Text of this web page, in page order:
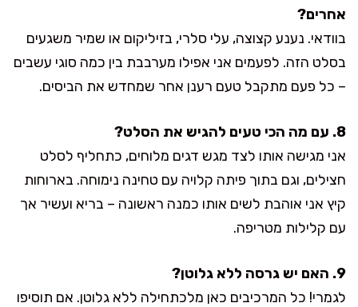
אחרים?
בוודאי. נענע קצוצה, עלי סלרי, בזיליקום או שמיר משגעים
בסלט הזה. לפעמים אני אפילו מערבבת בין כמה סוגי עשבים
– כל פעם מתקבל טעם רענן אחר שמחדש את הביסים.
8. עם מה הכי טעים להגיש את הסלט?
אני מגישה אותו לצד מגש דגים מלוחים, כתחליף לסלט
חצילים, וגם בתוך פיתה קלויה עם טחינה נימוחה. בארוחות
קיץ אני אוהבת לשים אותו כמנה ראשונה – בריא ועשיר אך
עם קלילות מטריפה.
9. האם יש גרסה ללא גלוטן?
לגמרי! כל המרכיבים כאן מלכתחילה ללא גלוטן. אם תוסיפו